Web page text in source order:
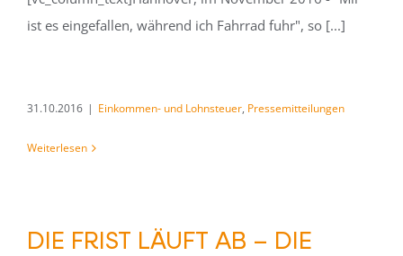
ist es eingefallen, während ich Fahrrad fuhr", so [...]
31.10.2016 | Einkommen- und Lohnsteuer, Pressemitteilungen
Weiterlesen
DIE FRIST LÄUFT AB – DIE